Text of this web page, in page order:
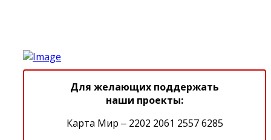
Для желающих поддержать
наши проекты:
Карта Мир ‒ 2202 2061 2557 6285